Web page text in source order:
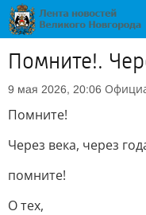
Помните!.
9 мая 2026, 20:06
Помните!
Через века, через
помните!
О тех,